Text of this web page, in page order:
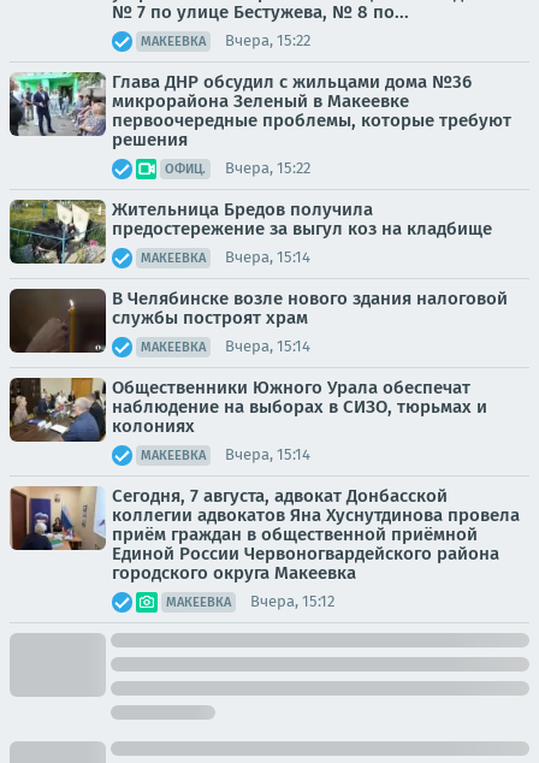
№ 7 по улице Бестужева, № 8 по...
МАКЕЕВКА Вчера, 15:22
Глава ДНР обсудил с жильцами дома №36
микрорайона Зеленый в Макеевке
первоочередные проблемы, которые требуют
решения
ОФИЦ. Вчера, 15:22
Жительница Бредов получила
предостережение за выгул коз на кладбище
МАКЕЕВКА Вчера, 15:14
В Челябинске возле нового здания налоговой
службы построят храм
МАКЕЕВКА Вчера, 15:14
Общественники Южного Урала обеспечат
наблюдение на выборах в СИЗО, тюрьмах и
колониях
МАКЕЕВКА Вчера, 15:14
Сегодня, 7 августа, адвокат Донбасской
коллегии адвокатов Яна Хуснутдинова провела
приём граждан в общественной приёмной
Единой России Червоногвардейского района
городского округа Макеевка
МАКЕЕВКА Вчера, 15:12